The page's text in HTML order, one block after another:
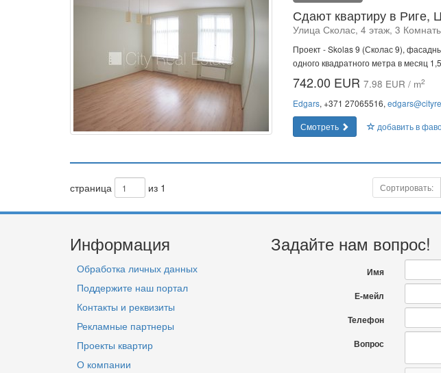
Сдают квартиру в Риге,
Улица Сколас, 4 этаж, 3
Проект - Skolas 9 (Сколас 9),
одного квадратного метра в месяц
742.00 EUR 7.98 EUR / m2
Edgars, +371 27065516,
Смотреть
добавить в
страница из 1 Сортировать:
Информация
Обработка личных данных
Поддержите наш портал
Контакты и реквизиты
Рекламные партнеры
Проекты квартир
О компании
Задайте нам вопрос!
Имя
Е-мейл
Телефон
Вопрос